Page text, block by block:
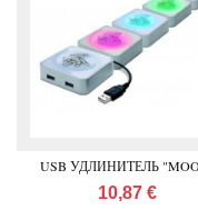
USB УДЛИНИТЕЛЬ
10,87 €